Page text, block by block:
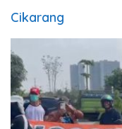
Cikarang